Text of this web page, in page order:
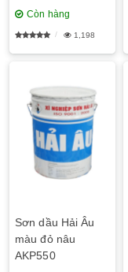
Còn hàng
1,198
Sơn dầu Hải Âu
màu đỏ nâu
AKP550